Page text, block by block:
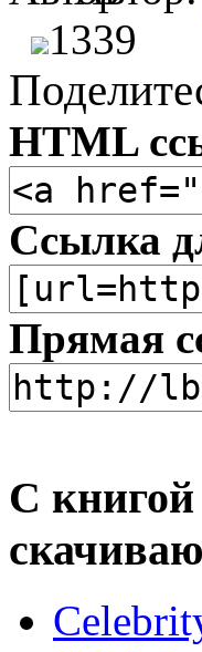
1339
HTML
Ссылка
Прямая
С книгой